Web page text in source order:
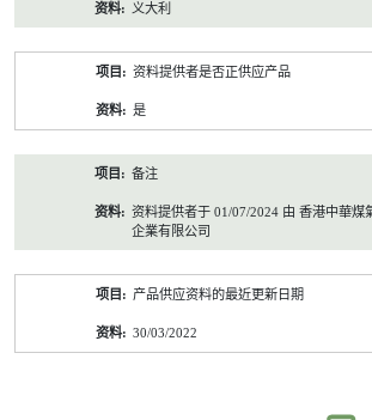
义大利
资料提供者是否正供应产品
是
备注
资料提供者于 01/07/2024 由 香港中華煤
企業有限公司
产品供应资料的最近更新日期
30/03/2022